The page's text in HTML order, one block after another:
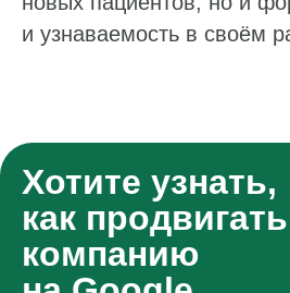
и узнаваемость в своём
Хотите узнать,
как продвигать
компанию